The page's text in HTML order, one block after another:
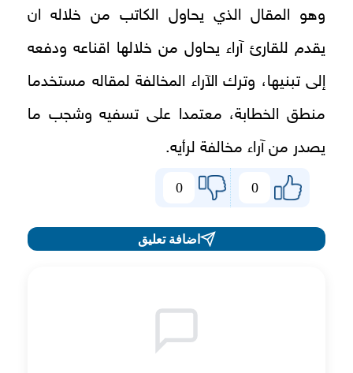
وهو المقال الذي يحاول الكاتب من خلاله ان
يقدم للقارئ آراء يحاول من خلالها اقناعه ودفعه
إلى تبنيها، وترك الآراء المخالفة لمقاله مستخدما
منطق الخطابة، معتمدا على تسفيه وشجب ما
يصدر من آراء مخالفة لرأيه.
0
0
اضافة تعليق